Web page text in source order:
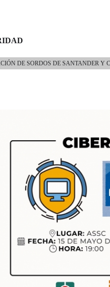
DE SORDOS DE SANTANDER Y